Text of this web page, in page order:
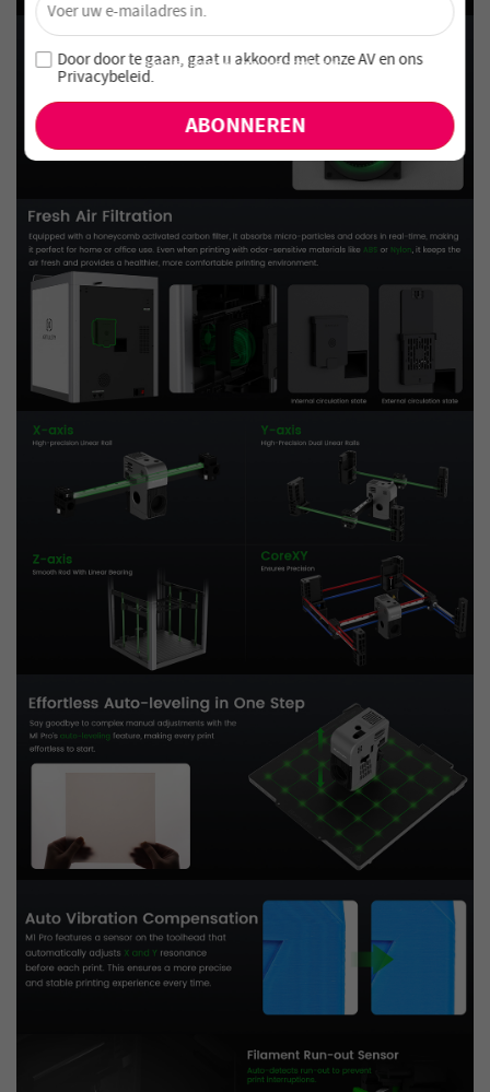
Ontgrendel 4% Korting – Schrijf je nu in!
Word lid van onze nieuwsbrief en mis nooit speciale
aanbiedingen en nieuwe producten!
Door door te gaan, gaat u akkoord met onzeAV enons
Privacybeleid.